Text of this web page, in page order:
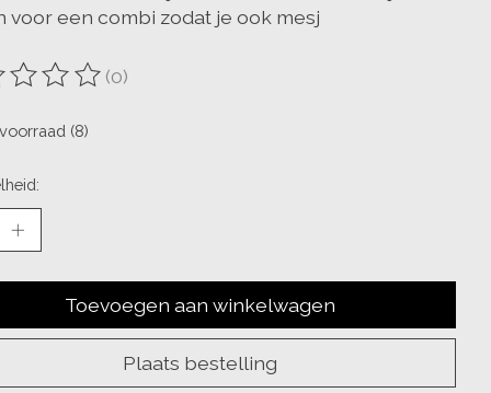
voor een combi zodat je ook mesj
van dit product is
(0)
(8)
Toevoegen aan winkelwagen
Plaats bestelling